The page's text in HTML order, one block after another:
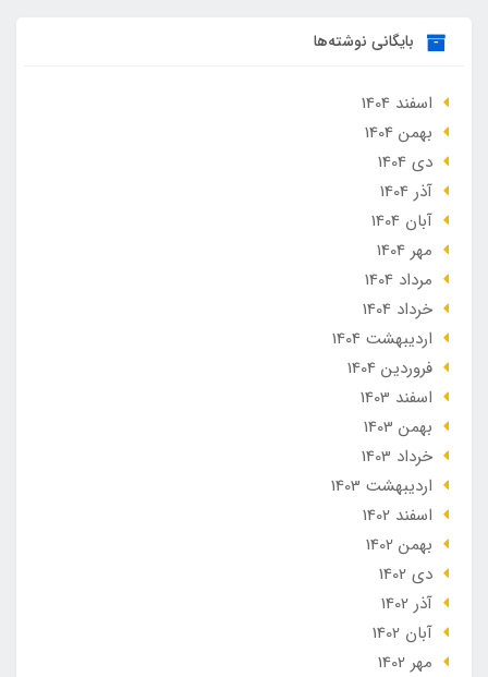
بایگانی نوشته‌ها
اسفند 1404
بهمن 1404
دی 1404
آذر 1404
آبان 1404
مهر 1404
مرداد 1404
خرداد 1404
ارديبهشت 1404
فروردین 1404
اسفند 1403
بهمن 1403
خرداد 1403
ارديبهشت 1403
اسفند 1402
بهمن 1402
دی 1402
آذر 1402
آبان 1402
مهر 1402